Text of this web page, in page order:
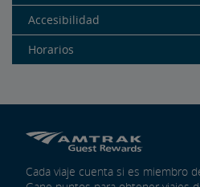
Accesibilidad
Horarios
Cada viaje cuenta si es miembro